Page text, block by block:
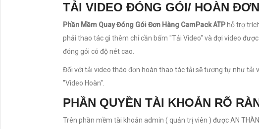
TẢI VIDEO ĐÓNG GÓI/ HOÀN
Phần Mềm Quay Đóng Gói Đơn Hàng CamPack ATPhỗ trợ
phải thao tác gì thêm chỉ cần bấm "Tải Video" và đợi video
đóng gói có độ nét cao.
Đối với tải video tháo đơn hoàn thao tác tải sẽ tương tự như tải
"Video Hoàn".
PHẦN QUYỀN TÀI KHOẢN RÕ
Trên phần mềm tài khoản admin ( quản trị viên ) được AN